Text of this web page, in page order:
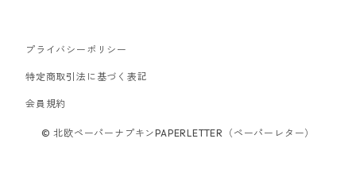
ワックスペーパー
デコパージュ用品
食べ物・フルーツ・野菜・ドリンク柄
食器・カトラリー柄
カクテルサイズ
ランチサイズ
カクテルサイズ
ドイツ製 ti-flair/ティーフレア
ランチサイズ
ドイツ製 PAW/パウ
デコパージュはさみ
3Dデコパージュ
トレイ
ポスター・カレンダー
北欧雑貨
デコパージュ用品
プライバシーポリシー
特定商取引法に基づく表記
会員規約
© 北欧ペーパーナプキンPAPERLETTER（ペーパーレター）